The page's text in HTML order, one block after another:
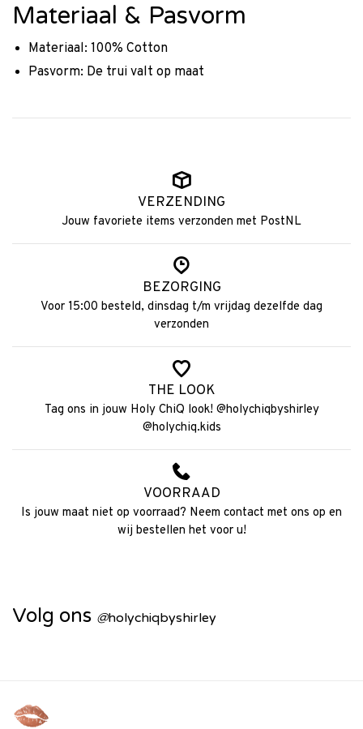
Materiaal & Pasvorm
Materiaal: 100% Cotton
Pasvorm: De trui valt op maat
VERZENDING
Jouw favoriete items verzonden met PostNL
BEZORGING
Voor 15:00 besteld, dinsdag t/m vrijdag dezelfde dag
verzonden
THE LOOK
Tag ons in jouw Holy ChiQ look! @holychiqbyshirley
@holychiq.kids
VOORRAAD
Is jouw maat niet op voorraad? Neem contact met ons op en
wij bestellen het voor u!
Volg ons @holychiqbyshirley